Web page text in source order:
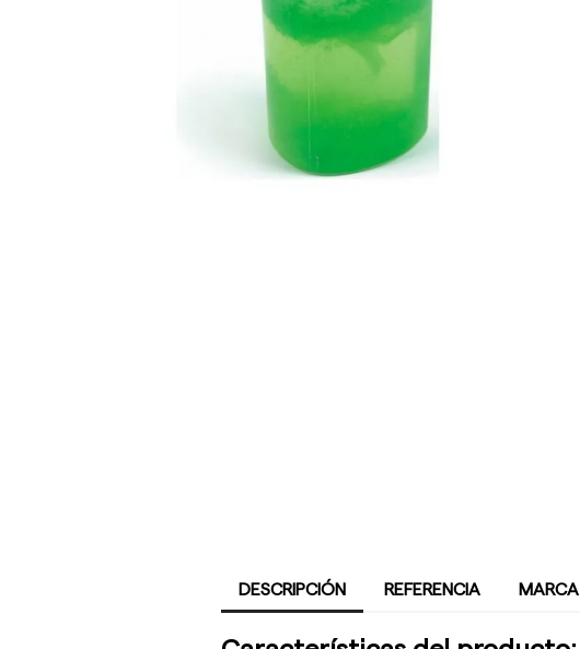
DESCRIPCIÓN REFERENCIA MARCA